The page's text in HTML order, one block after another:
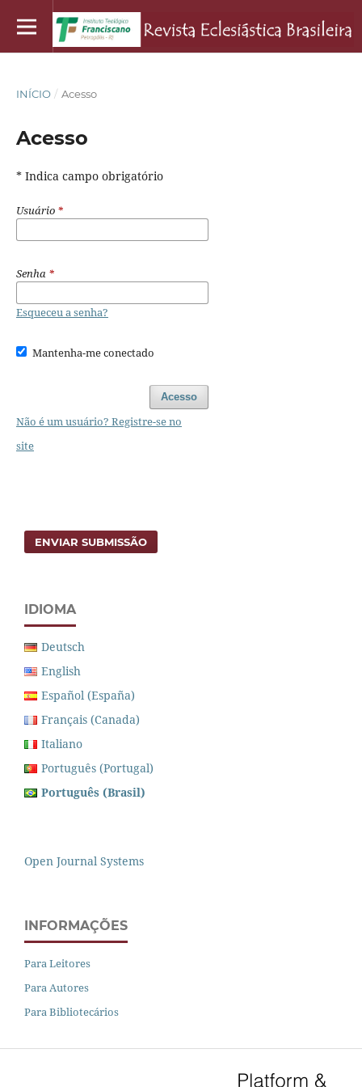
INÍCIO / Acesso
Acesso
* Indica campo obrigatório
Usuário *
Senha *
Esqueceu a senha?
Mantenha-me conectado
Acesso
Não é um usuário? Registre-se no
site
ENVIAR SUBMISSÃO
IDIOMA
Deutsch
English
Español (España)
Français (Canada)
Italiano
Português (Portugal)
Português (Brasil)
Open Journal Systems
INFORMAÇÕES
Para Leitores
Para Autores
Para Bibliotecários